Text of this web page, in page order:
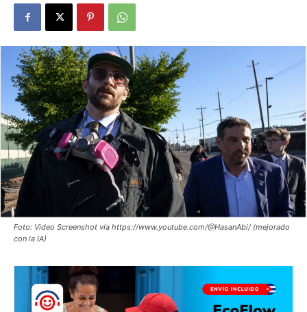
Foto: Video Screenshot vía https://www.youtube.com/@HasanAbi/ (mejorado
con la IA)